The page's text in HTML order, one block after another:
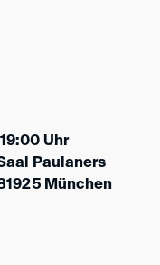
Uhr
Paulaners
München